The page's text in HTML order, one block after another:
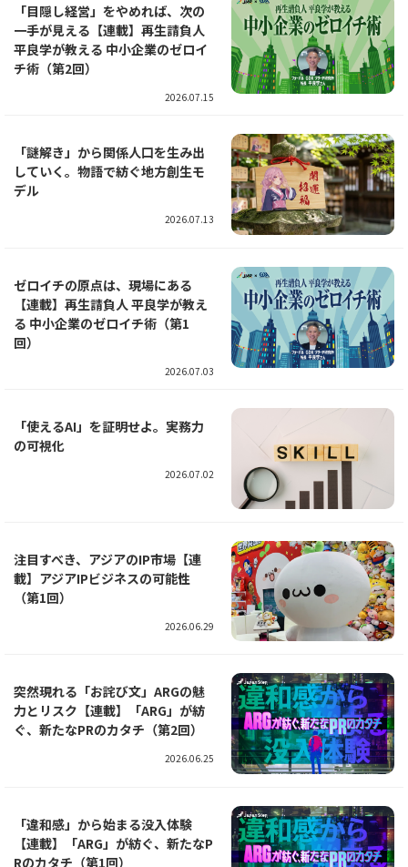
「目隠し経営」をやめれば、次の
一手が見える【連載】再生請負人
平良学が教える 中小企業のゼロイ
チ術（第2回）
2026.07.15
「謎解き」から関係人口を生み出
していく。物語で紡ぐ地方創生モ
デル
2026.07.13
ゼロイチの原点は、現場にある
【連載】再生請負人 平良学が教え
る 中小企業のゼロイチ術（第1
回）
2026.07.03
「使えるAI」を証明せよ。実務力
の可視化
2026.07.02
注目すべき、アジアのIP市場【連
載】アジアIPビジネスの可能性
（第1回）
2026.06.29
突然現れる「お詫び文」ARGの魅
力とリスク【連載】「ARG」が紡
ぐ、新たなPRのカタチ（第2回）
2026.06.25
「違和感」から始まる没入体験
【連載】「ARG」が紡ぐ、新たなP
Rのカタチ（第1回）